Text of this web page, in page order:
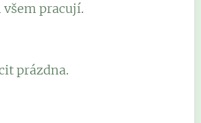
pracují.
prázdna.